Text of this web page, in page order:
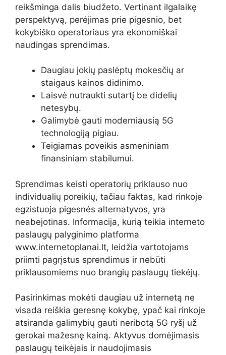
reikšminga dalis biudžeto. Vertinant ilgalaikę
perspektyvą, perėjimas prie pigesnio, bet
kokybiško operatoriaus yra ekonomiškai
naudingas sprendimas.
Daugiau jokių paslėptų mokesčių ar
staigaus kainos didinimo.
Laisvė nutraukti sutartį be didelių
netesybų.
Galimybė gauti moderniausią 5G
technologiją pigiau.
Teigiamas poveikis asmeniniam
finansiniam stabilumui.
Sprendimas keisti operatorių priklauso nuo
individualių poreikių, tačiau faktas, kad rinkoje
egzistuoja pigesnės alternatyvos, yra
neabejotinas. Informacija, kurią teikia interneto
paslaugų palyginimo platforma
www.internetoplanai.lt, leidžia vartotojams
priimti pagrįstus sprendimus ir nebūti
priklausomiems nuo brangių paslaugų tiekėjų.
Pasirinkimas mokėti daugiau už internetą ne
visada reiškia geresnę kokybę, ypač kai rinkoje
atsiranda galimybių gauti neribotą 5G ryšį už
gerokai mažesnę kainą. Aktyvus domėjimasis
paslaugų teikėjais ir naudojimasis